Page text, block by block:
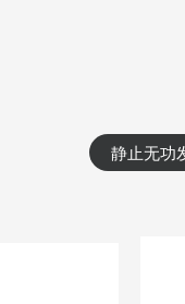
静止无功